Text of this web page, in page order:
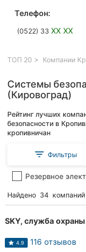
Телефон:
(0522) 33 XX XX
ТОП 20 Компании
Системы
(Кировоград)
Рейтинг лучших
безопасности в
кропивничан
Фильтры
Резервное
Найдено 34 компаний
SKY, служба охраны
4.9 116 отзывов